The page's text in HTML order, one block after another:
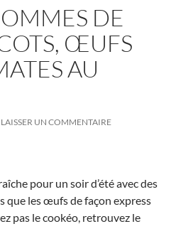
DE
ŒUFS
AU
LAISSER UN COMMENTAIRE
pour un soir d’été avec des
que les œufs de façon express
pas le cookéo, retrouvez le